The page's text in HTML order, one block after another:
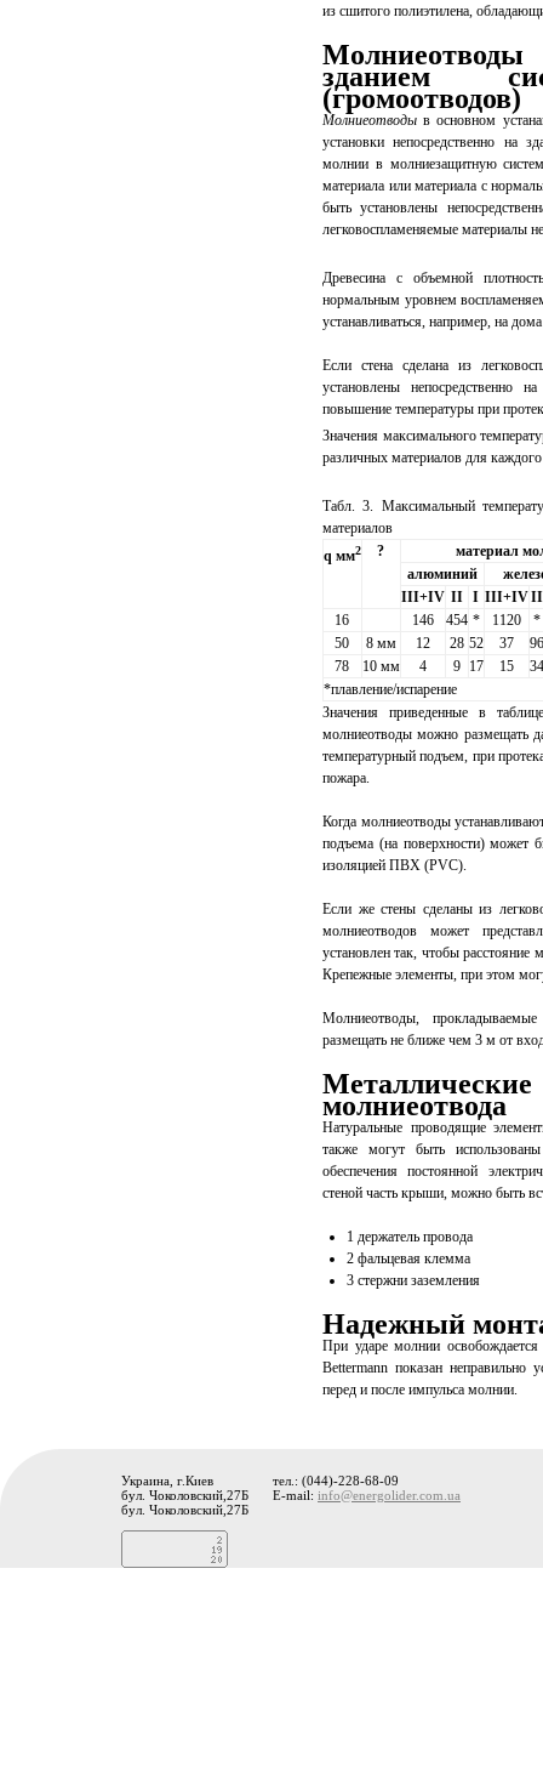
из сшитого полиэтилена,
зданием
(громоотводов)
Молниеотводы в основном
установки непосредственно на
молнии в молниезащитную
материала или материала с
быть установлены
легковоспламеняемые материалы
Древесина с объемной
нормальным уровнем
устанавливаться, например, на
Если стена сделана из
установлены непосредственно
повышение температуры при
Значения максимального
различных материалов для
Табл. 3. Максимальный
материалов
q мм2 ?
материал
алюминий
III+IV II I III+IVII
16
146 454 * 1120
*
50
8 мм 12 28 52 37
96
78
10 мм 4 9 17 15
34
*плавление/испарение
Значения приведенные в
молниеотводы можно размещать
температурный подъем, при
пожара.
Когда молниеотводы
подъема (на поверхности) может
изоляцией ПВХ (PVC).
Если же стены сделаны из
молниеотводов может
установлен так, чтобы
Крепежные элементы, при этом
Молниеотводы,
размещать не ближе чем 3 м от
Металлические
молниеотвода
Натуральные проводящие
также могут быть
обеспечения постоянной
стеной часть крыши, можно быть
1 держатель провода
2 фальцевая клемма
3 стержни заземления
Надежный
При ударе молнии
Bettermann показан
перед и после импульса молнии.
Украина, г.Киев
бул. Чоколовский,27Б
бул. Чоколовский,27Б
тел.: (044)-228-68-09
E-mail: info@energolider.com.ua